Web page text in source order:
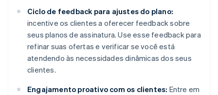
Ciclo de feedback para ajustes do plano:
incentive os clientes a oferecer feedback sobre
seus planos de assinatura. Use esse feedback para
refinar suas ofertas e verificar se você está
atendendo às necessidades dinâmicas dos seus
clientes.
Engajamento proativo com os clientes: Entre em